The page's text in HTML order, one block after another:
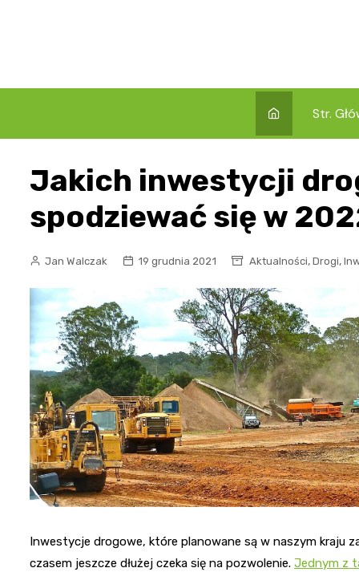
Str.
Jakich inwestycji
spodziewać się w
Jan Walczak 19 grudnia 2021 Aktualności, Drogi,
Inwestycje drogowe, które planowane są w naszym kraju
czasem jeszcze dłużej czeka się na pozwolenie. Jednym z